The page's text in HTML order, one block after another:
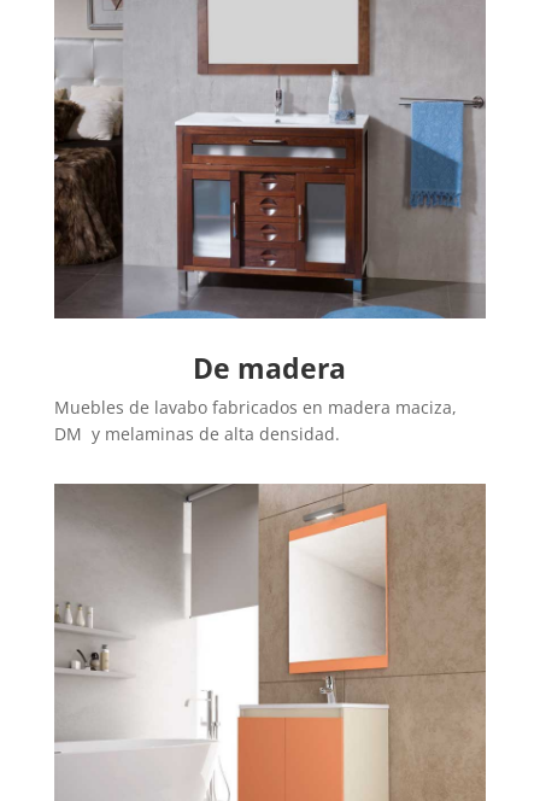
De madera
Muebles de lavabo fabricados en madera maciza,
DM y melaminas de alta densidad.